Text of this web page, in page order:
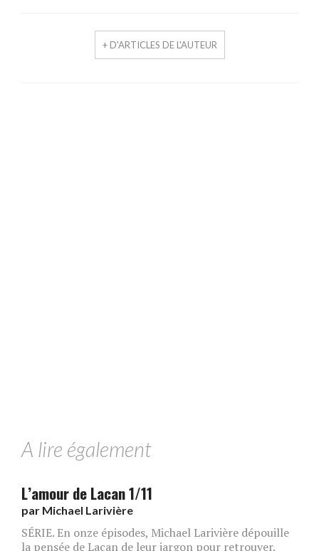
+ D'ARTICLES DE L'AUTEUR
A lire également
L’amour de Lacan 1/11
par Michael Larivière
SÉRIE. En onze épisodes, Michael Larivière dépouille
la pensée de Lacan de leur jargon pour retrouver,